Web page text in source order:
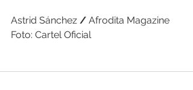
Astrid Sánchez / Afrodita Magazine
Foto: Cartel Oficial